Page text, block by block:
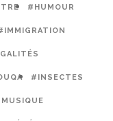
#HUMOUR
#INSECTES